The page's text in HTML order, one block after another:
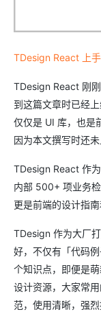
TDesign React 上
TDesign React 刚
到这篇文章时已经
仅仅是 UI 库，也是
因为本文撰写时还
TDesign React 作
内部 500+ 项业务
更是前端的设计指
TDesign 作为大厂
好，不仅有「代码
个知识点，即便是
设计资源，大家常
范，使用清晰，强烈